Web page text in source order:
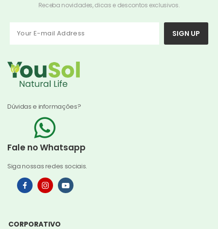
Receba novidades, dicas e descontos exclusivos.
SIGN UP
Dúvidas e informações?
Fale no Whatsapp
Siga nossas redes sociais.
CORPORATIVO